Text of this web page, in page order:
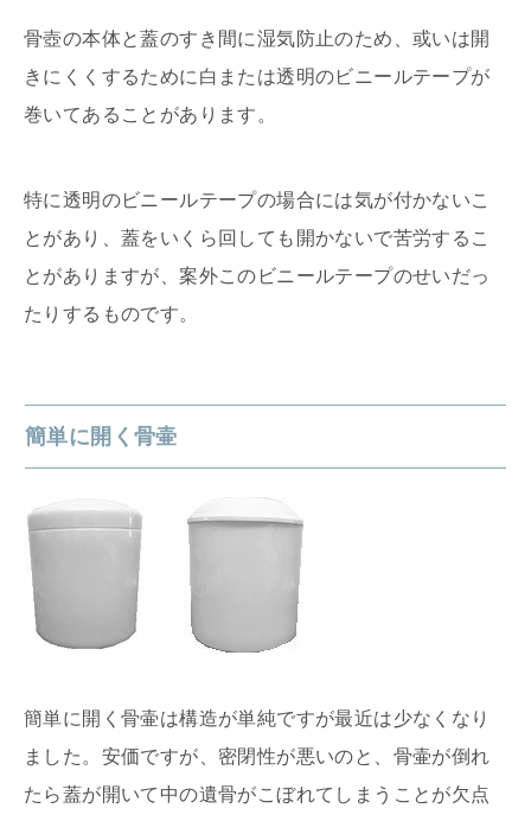
骨壺の本体と蓋のすき間に湿気防止のため、或いは開
きにくくするために白または透明のビニールテープが
巻いてあることがあります。
特に透明のビニールテープの場合には気が付かないこ
とがあり、蓋をいくら回しても開かないで苦労するこ
とがありますが、案外このビニールテープのせいだっ
たりするものです。
簡単に開く骨壷
簡単に開く骨壷は構造が単純ですが最近は少なくなり
ました。安価ですが、密閉性が悪いのと、骨壷が倒れ
たら蓋が開いて中の遺骨がこぼれてしまうことが欠点